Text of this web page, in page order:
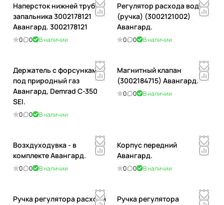
Наперсток нижней трубки
запальника 3002178121
Авангард. 3002178121
0 0 В наличии
Регулятор расхода воды
(ручка) (3002121002)
Авангард.
0 0 В наличии
Держатель с форсунками
под природный газ
Авангард, Demrad С-350
SEI.
0 0 В наличии
Магнитный клапан
(3002184715) Авангард.
0 0 В наличии
Возхдуходувка - в
комплекте Авангард.
0 0 В наличии
Корпус передний
Авангард.
0 0 В наличии
Ручка регулятора расхода
Ручка регулятора